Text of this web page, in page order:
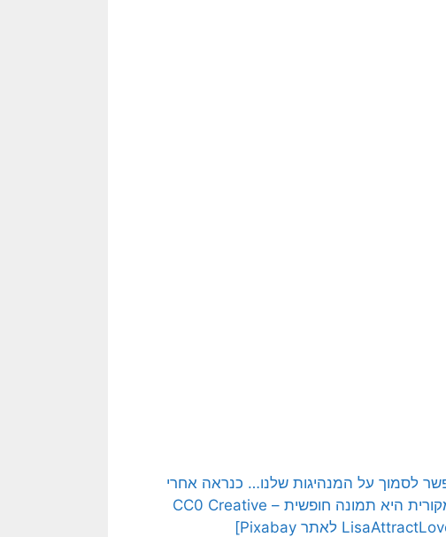
לסמוך על המנהיגות שלנו… כנראה אחרי
המלחמה הבאה יבינו עד כמה התבדו! התמונה המקורית היא תמונה חופשית – CC0 Creative